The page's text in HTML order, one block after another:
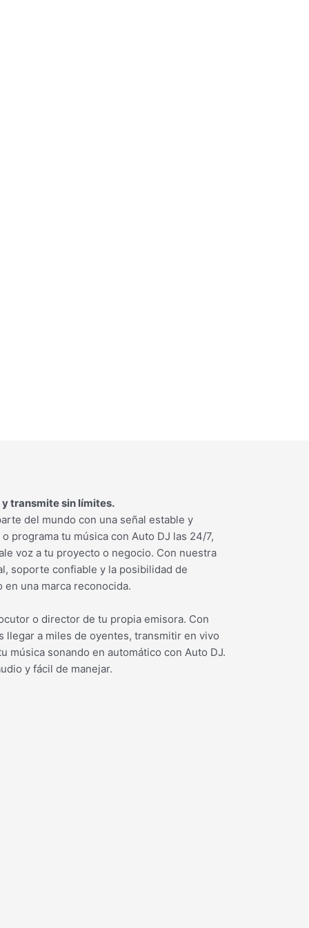
y transmite sin límites.
del mundo con una señal estable y
programa tu música con Auto DJ las 24/7,
voz a tu proyecto o negocio. Con nuestra
soporte confiable y la posibilidad de
una marca reconocida.
o director de tu propia emisora. Con
llegar a miles de oyentes, transmitir en vivo
música sonando en automático con Auto DJ.
y fácil de manejar.